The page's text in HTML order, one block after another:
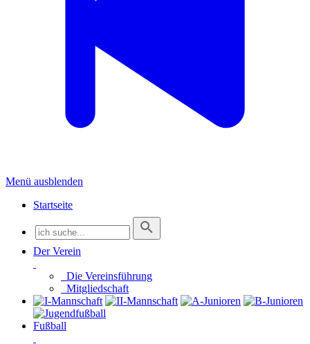
Menü ausblenden
Startseite
Der Verein
Die Vereinsführung
Mitgliedschaft
Fußball